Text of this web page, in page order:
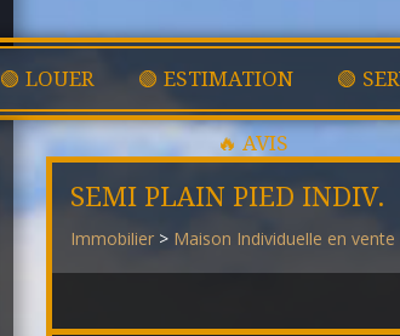
🟢 LOUER 🟢 ESTIMATION 🟢
🔥 AVIS
SEMI PLAIN PIED INDIV.
Immobilier > Maison Individuelle en vente